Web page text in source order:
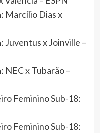
Marcílio Dias x
Juventus x Joinville –
NEC x Tubarão –
Feminino Sub-18:
Feminino Sub-18: